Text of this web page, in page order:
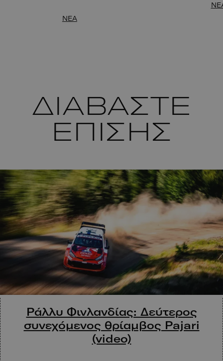
NEA
ΔΙΑΒΑΣΤΕ
ΕΠΙΣΗΣ
Ράλλυ Φινλανδίας: Δεύτερος
συνεχόμενος θρίαμβος Pajari
(video)